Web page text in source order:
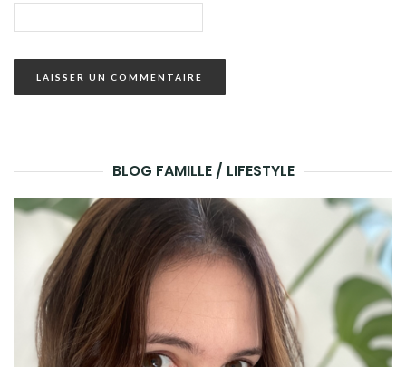
BLOG FAMILLE / LIFESTYLE